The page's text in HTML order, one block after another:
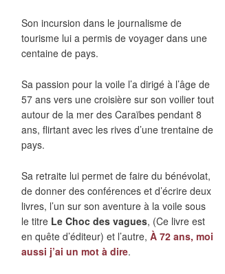
Son incursion dans le journalisme de
tourisme lui a permis de voyager dans une
centaine de pays.
Sa passion pour la voile l’a dirigé à l’âge de
57 ans vers une croisière sur son voilier tout
autour de la mer des Caraïbes pendant 8
ans, flirtant avec les rives d’une trentaine de
pays.
Sa retraite lui permet de faire du bénévolat,
de donner des conférences et d’écrire deux
livres, l’un sur son aventure à la voile sous
le titre Le Choc des vagues, (Ce livre est
en quête d’éditeur) et l’autre, À 72 ans, moi
aussi j’ai un mot à dire.